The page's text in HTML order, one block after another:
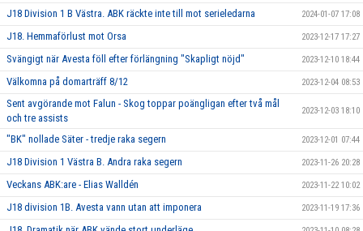
J18 Division 1 B Västra. ABK räckte inte till mot serieledarna 2024-01-07 17:08
J18. Hemmaförlust mot Orsa 2023-12-17 17:27
Svängigt när Avesta föll efter förlängning "Skapligt nöjd" 2023-12-10 18:44
Välkomna på domarträff 8/12 2023-12-04 08:53
Sent avgörande mot Falun - Skog toppar poängligan efter två mål
och tre assists
2023-12-03 18:10
"BK" nollade Säter - tredje raka segern 2023-12-01 07:44
J18 Division 1 Västra B. Andra raka segern 2023-11-26 20:28
Veckans ABK:are - Elias Walldén 2023-11-22 10:02
J18 division 1B. Avesta vann utan att imponera 2023-11-19 17:36